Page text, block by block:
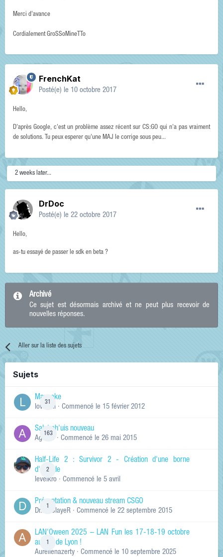
Merci d'avance
Cordialement GroSSoMineTTo
FrenchKat
Posté(e) le 10 octobre 2017
Hello,
D'après Google, c'est un problème assez récent sur CS:GO qui n'a pas vraiment
de solutions. Tu peux esperer qu'une MAJ le corrige sous peu...
2 weeks later...
DrDoc
Posté(e) le 22 octobre 2017
Hello,
as-tu essayé de passer le sdk en beta ?
Archivé
Ce sujet est désormais archivé et ne peut plus recevoir de
nouvelles réponses.
Aller sur la liste des sujets
Sujets
31
Manneke
lowskill · Commencé le 15 février 2012
163
Salut ch'uis nouveau
Ag0Nie · Commencé le 26 mai 2015
2
Half-Life 2 : Survivor 2 - Création d'une borne
d'arcade
levelkro · Commencé le 5 avril
Présentation & nouveau stream CSGO
Dr.KinSlayeR · Commencé le 22 septembre 2015
LAN'Oween 2025 – LAN Fun les 17-18-19 octobre
au sud de Lyon !
Aurelienazerty · Commencé le 10 septembre 2025